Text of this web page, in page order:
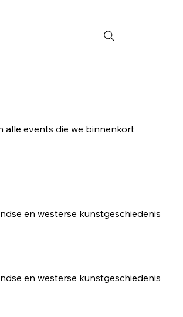
alle events die we binnenkort
en westerse kunstgeschiedenis
en westerse kunstgeschiedenis